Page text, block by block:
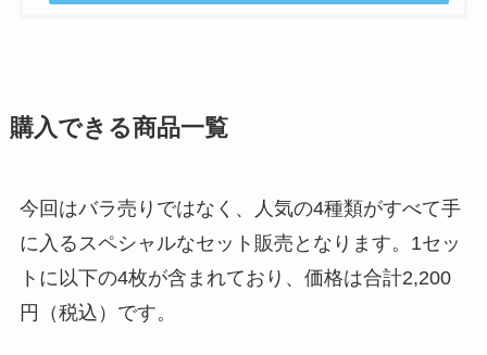
購入できる商品一覧
今回はバラ売りではなく、人気の4種類がすべて手
に入るスペシャルなセット販売となります。1セッ
トに以下の4枚が含まれており、価格は合計2,200
円（税込）です。